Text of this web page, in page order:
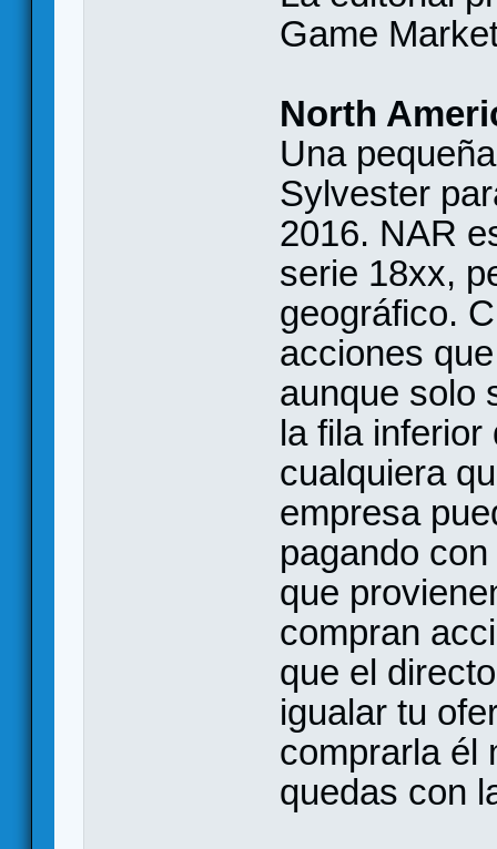
Game
North
Una
Sylvester
2016. NAR
serie 18xx,
geográfico.
acciones
aunque solo
la fila
cualquiera
empresa
pagando
que
compran
que el
igualar tu
comprarla él
quedas con